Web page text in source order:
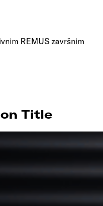
REMUS završnim
Title